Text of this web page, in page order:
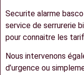
Securite alarme
service de serrurerie
pour connaitre les
Nous intervenons
d’urgence ou